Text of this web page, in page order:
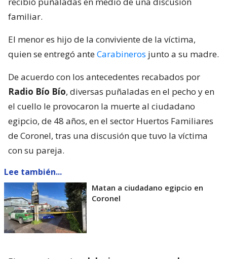
familiar.
El menor es hijo de la conviviente de la víctima,
quien se entregó anteCarabineros junto a su madre.
De acuerdo con los antecedentes recabados por
Radio Bío Bío, diversas puñaladas en el pecho y en
el cuello le provocaron la muerte al ciudadano
egipcio, de 48 años, en el sector Huertos Familiares
de Coronel, tras una discusión que tuvo la víctima
con su pareja.
Lee también...
Matan a ciudadano egipcio en
Coronel